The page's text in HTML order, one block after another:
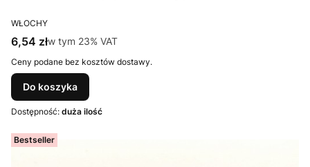
PRODUCENT
WŁOCHY
Cena brutto
6,54 złw tym %s VAT
w tym 23% VAT
Ceny podane bez kosztów dostawy.
Do koszyka
Dostępność: duża ilość
Bestseller